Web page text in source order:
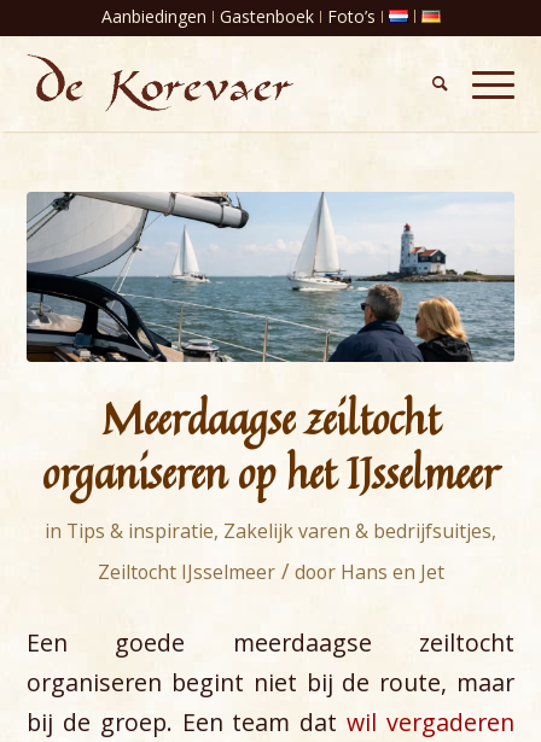
Aanbiedingen Gastenboek Foto’s
Meerdaagse zeiltocht
organiseren op het IJsselmeer
in Tips & inspiratie, Zakelijk varen & bedrijfsuitjes,
Zeiltocht IJsselmeer / door Hans en Jet
Een goede meerdaagse zeiltocht
organiseren begint niet bij de route, maar
bij de groep. Een team dat wil vergaderen